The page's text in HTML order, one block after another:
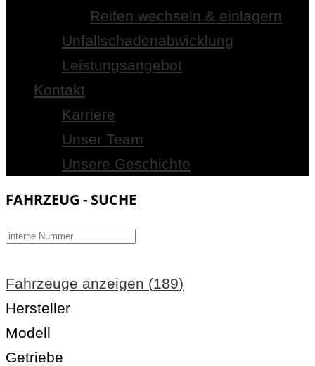
Reifen wechseln & einlagern
Unfallschadenabwicklung
Leistungsangebot
Kontakt
Karriere
Unser Team
Unsere Geschichte
FAHRZEUG - SUCHE
Fahrzeuge anzeigen (189)
Hersteller
Modell
Getriebe